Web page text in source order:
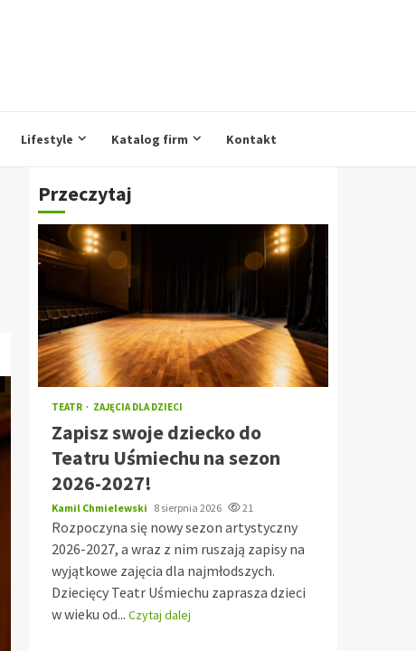
Lifestyle Katalog firm Kontakt
Przeczytaj
TEATR ZAJĘCIA DLA DZIECI
Zapisz swoje dziecko do
Teatru Uśmiechu na sezon
2026-2027!
Kamil Chmielewski 8 sierpnia 2026 21
Rozpoczyna się nowy sezon artystyczny
2026-2027, a wraz z nim ruszają zapisy na
wyjątkowe zajęcia dla najmłodszych.
Dziecięcy Teatr Uśmiechu zaprasza dzieci
w wieku od... Czytaj dalej